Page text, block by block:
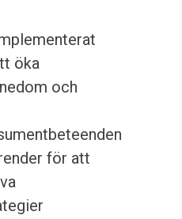
öka
och
för att